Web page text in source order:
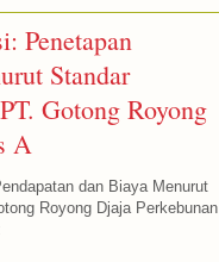
Penetapan
Standar
Gotong Royong
A
dan Biaya Menurut
Royong Djaja Perkebunan